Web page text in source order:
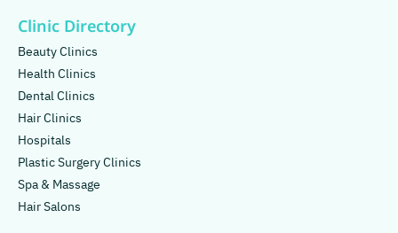
Clinic Directory
Beauty Clinics
Health Clinics
Dental Clinics
Hair Clinics
Hospitals
Plastic Surgery Clinics
Spa & Massage
Hair Salons